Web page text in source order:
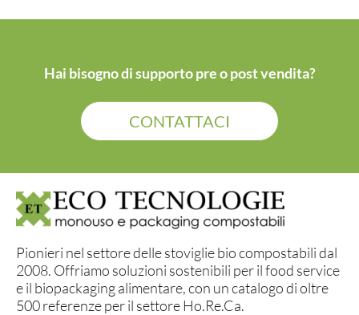
Hai bisogno di supporto pre o post vendita?
CONTATTACI
Pionieri nel settore delle stoviglie bio compostabili dal
2008. Offriamo soluzioni sostenibili per il food service
e il biopackaging alimentare, con un catalogo di oltre
500 referenze per il settore Ho.Re.Ca.